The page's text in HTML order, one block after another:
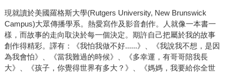
現就讀於美國羅格斯大學(Rutgers University, New Brunswick
Campus)大眾傳播學系。熱愛寫作及影音創作。人就像一本書一
樣，而故事的走向取決於每一個決定。期許自己把屬於我的故事
創作得精彩。譯有：《我怕我做不好......》、《我說我不想，是因
為我會怕》、《當我難過的時候》、《多幸運，有哥哥陪我長
大》、《孩子，你覺得世界有多大？》、《媽媽，我要給你全世